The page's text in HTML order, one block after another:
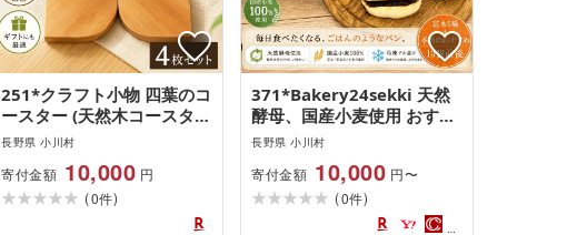
251*クラフト小物 四葉のコ
ースター (天然木コースタ
ー)
長野県 小川村
寄付金額 10,000 円
(0件)
371*Bakery24sekki 天然
酵母、国産小麦使用 おすす
めパン詰め合わせ
長野県 小川村
寄付金額 10,000 円〜
(0件)